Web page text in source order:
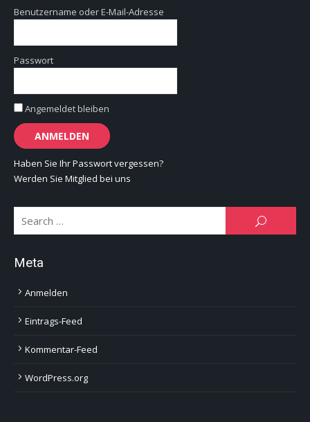
Benutzername oder E-Mail-Adresse
Passwort
Angemeldet bleiben
Haben Sie Ihr Passwort vergessen?
Werden Sie Mitglied bei uns
SEARCH
Meta
Anmelden
Eintrags-Feed
Kommentar-Feed
WordPress.org